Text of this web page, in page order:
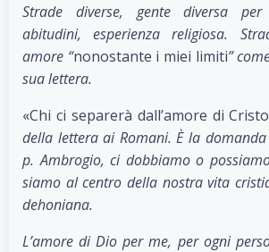
Strade diverse, gente diversa
abitudini, esperienza religiosa.
amore “nonostante i miei limiti”
sua lettera.
«Chi ci separerà dall’amore di
della lettera ai Romani. È la
p. Ambrogio, ci dobbiamo o
siamo al centro della nostra vita
dehoniana.
L’amore di Dio per me, per ogni